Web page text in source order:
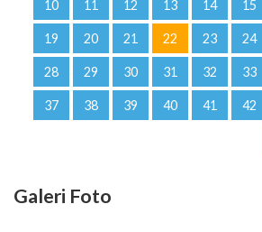
10 11 12 13 14 15
19 20 21 22 23 24
28 29 30 31 32 33
37 38 39 40 41 42
Galeri Foto